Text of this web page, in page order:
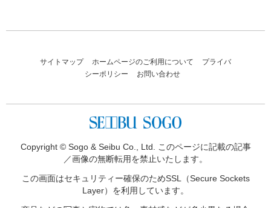
サイトマップ ホームページのご利用について
プライバ
シーポリシー
お問い合わせ
Copyright © Sogo & Seibu Co., Ltd. このページに記載の記事
／画像の無断転用を禁止いたします。
この画面はセキュリティー確保のためSSL（Secure Sockets
Layer）を利用しています。